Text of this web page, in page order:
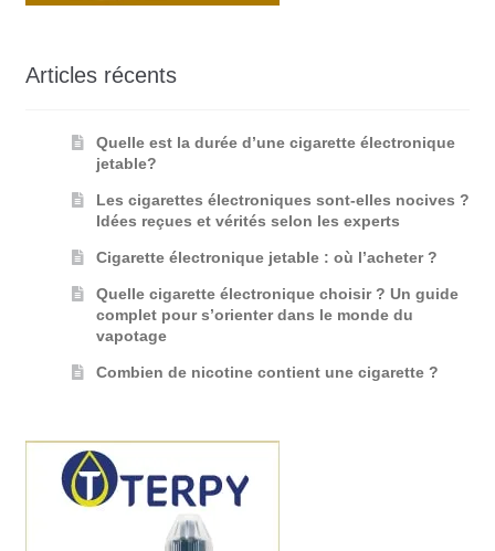
Articles récents
Quelle est la durée d’une cigarette électronique
jetable?
Les cigarettes électroniques sont-elles nocives ?
Idées reçues et vérités selon les experts
Cigarette électronique jetable : où l’acheter ?
Quelle cigarette électronique choisir ? Un guide
complet pour s’orienter dans le monde du
vapotage
Combien de nicotine contient une cigarette ?